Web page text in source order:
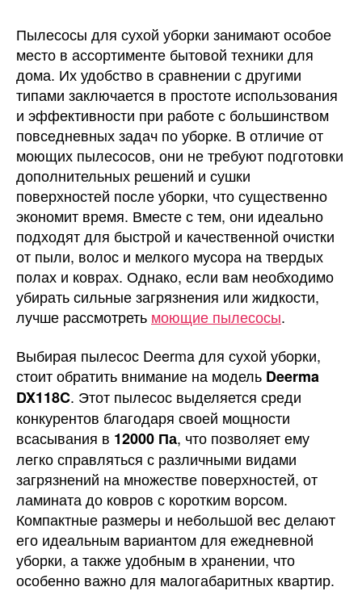
Пылесосы для сухой уборки занимают особое
место в ассортименте бытовой техники для
дома. Их удобство в сравнении с другими
типами заключается в простоте использования
и эффективности при работе с большинством
повседневных задач по уборке. В отличие от
моющих пылесосов, они не требуют подготовки
дополнительных решений и сушки
поверхностей после уборки, что существенно
экономит время. Вместе с тем, они идеально
подходят для быстрой и качественной очистки
от пыли, волос и мелкого мусора на твердых
полах и коврах. Однако, если вам необходимо
убирать сильные загрязнения или жидкости,
лучше рассмотреть моющие пылесосы.
Выбирая пылесос Deerma для сухой уборки,
стоит обратить внимание на модель Deerma
DX118C. Этот пылесос выделяется среди
конкурентов благодаря своей мощности
всасывания в 12000 Па, что позволяет ему
легко справляться с различными видами
загрязнений на множестве поверхностей, от
ламината до ковров с коротким ворсом.
Компактные размеры и небольшой вес делают
его идеальным вариантом для ежедневной
уборки, а также удобным в хранении, что
особенно важно для малогабаритных квартир.